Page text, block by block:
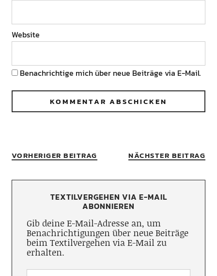
Website
Benachrichtige mich über neue Beiträge via E-Mail.
VORHERIGER BEITRAG NÄCHSTER BEITRAG
TEXTILVERGEHEN VIA E-MAIL
ABONNIEREN
Gib deine E-Mail-Adresse an, um
Benachrichtigungen über neue Beiträge
beim Textilvergehen via E-Mail zu
erhalten.